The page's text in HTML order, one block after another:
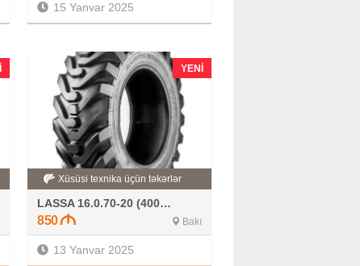
15 Yanvar 2025
YENI
Xüsüsi texnika üçün təkərlər
LASSA 16.0.70-20 (400.70-20)
850 Bakı
13 Yanvar 2025